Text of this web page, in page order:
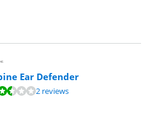
Ear Defender
op 2 reviews.
2 reviews